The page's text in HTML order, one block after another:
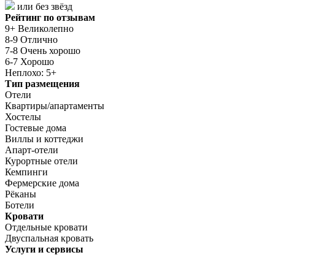
или без звёзд
Рейтинг по отзывам
9+ Великолепно
8-9 Отлично
7-8 Очень хорошо
6-7 Хорошо
Неплохо: 5+
Тип размещения
Отели
Квартиры/апартаменты
Хостелы
Гостевые дома
Виллы и коттеджи
Апарт-отели
Курортные отели
Кемпинги
Фермерские дома
Рёканы
Ботели
Кровати
Отдельные кровати
Двуспальная кровать
Услуги и сервисы